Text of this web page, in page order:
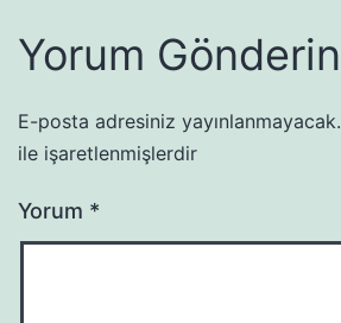
Yorum Gönderin
E-posta adresiniz yayınlanmayacak.
ile işaretlenmişlerdir
Yorum *